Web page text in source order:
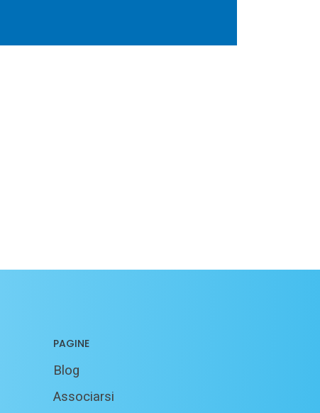
PAGINE
Blog
Associarsi